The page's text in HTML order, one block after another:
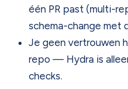
één PR past (multi-
schema-change met
Je geen vertrouwen
repo — Hydra is
checks.